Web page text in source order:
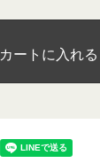
カートに入れる